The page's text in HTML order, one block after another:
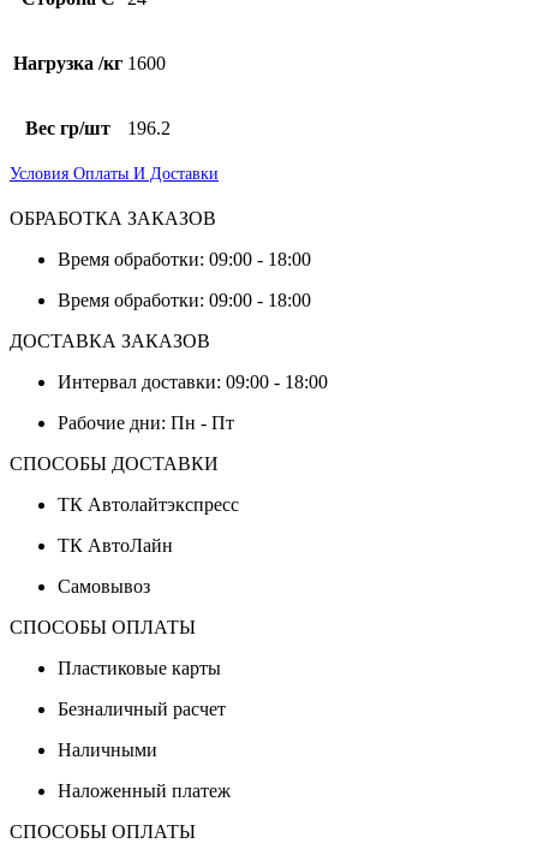
Нагрузка /кг 1600
Вес гр/шт 196.2
Условия Оплаты И Доставки
ОБРАБОТКА ЗАКАЗОВ
Время обработки: 09:00 - 18:00
Время обработки: 09:00 - 18:00
ДОСТАВКА ЗАКАЗОВ
Интервал доставки: 09:00 - 18:00
Рабочие дни: Пн - Пт
СПОСОБЫ ДОСТАВКИ
ТК Автолайтэкспресс
ТК АвтоЛайн
Самовывоз
СПОСОБЫ ОПЛАТЫ
Пластиковые карты
Безналичный расчет
Наличными
Наложенный платеж
СПОСОБЫ ОПЛАТЫ